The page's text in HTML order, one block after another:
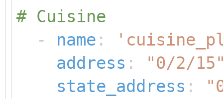
# Cuisine
- name :
address :
"0/2/
state_address :